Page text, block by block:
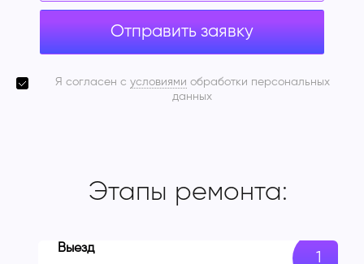
Отправить заявку
Я согласен с условиями обработки персональных
данных
Этапы ремонта:
Выезд